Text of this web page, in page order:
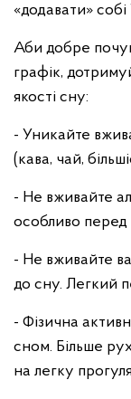
«додавати»
Аби добре
графік,
якості сну:
- Уникайте
(кава, чай,
- Не вживайте
особливо перед
- Не вживайте
до сну. Легкий
- Фізична
сном. Більше
на легку